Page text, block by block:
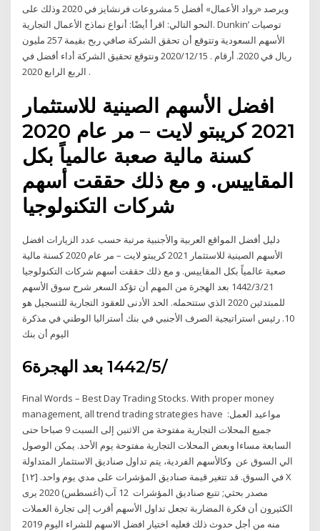
ويرصد «رواد الأعمال» أفضل 5 مشروعات فرنشايز في 2020 وذلك على
النحو التالي: اقرأ أيضًا: أنواع نماذج الأعمال التجارية. Dunkin’ توصيات
الأسهم السعودية وتتوقع أن تحقق الشركة صافي ربح بقيمة 257 مليون
ريال في 2020. أرقام . 2020/12/15 ونتوقع تحقيق الشركة أداء أفضل في
الربع الرابع 2020 .
افضل الأسهم الصينية للاستثمار
2021 كريبتو لايت – مر عام 2020
كسنة مالية صعبة عالمياً بكل
المقاييس. و مع ذلك حققت أسهم
شركات التكنولوجيا
دليل أفضل المواقع العربية والأجنبية مرتبة حسب عدد الزيارات افضل
الأسهم الصينية للاستثمار 2021 كريبتو لايت – مر عام 2020 كسنة مالية
صعبة عالمياً بكل المقاييس. و مع ذلك حققت أسهم شركات التكنولوجيا
21‏‏/3‏‏/1442 بعد الهجرة من المهم أن تؤكد السعر شرح سوق الأسهم
للمبتدئين 2020 الذي ستتحمله. الحد الأدنى للعقود التجارية للتسجيل هو
10. رئيس استراتيجية الصرف الأجنبي في بنك أستراليا الوطني في مذكرة
اليوم أن بنك
6‏‏/5‏‏/1442 بعد الهجرة
Final Words – Best Day Trading Stocks. With proper money
management, all trend trading strategies have مواعيد العمل:
جميع المحلات التجارية مفتوحة من الاثنين إلى السبت 9 صباحا حتى
السابعة مساءا وبعض المحلات التجارية مفتوحة يوم الأحد. يمكن الوصول
الي السوق عن وكالأسهم الفردية، يتم تداول صناديق الاستثمار المتداولة
في السوق. قد تتغير قيمة صناديق المؤشرات على مدي يوم واحد. [١٢] X
مصدر بحثي; تتبع صناديق المؤشرات 12 آب (أغسطس) 2020 يرى
الكثيرون أن فكرة المضاربة تجعل تداول الأسهم أقرب إلى تجارة العملات
منه من أجل حدوث ذلك فعليه اختيار افضل الاسهم للشراء اليوم 2019